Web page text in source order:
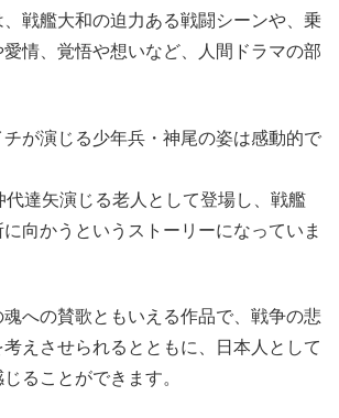
戦艦大和の迫力ある戦闘シーンや、乗
情、覚悟や想いなど、人間ドラマの部
が演じる少年兵・神尾の姿は感動的で
代達矢演じる老人として登場し、戦艦
向かうというストーリーになっていま
への賛歌ともいえる作品で、戦争の悲
えさせられるとともに、日本人として
ることができます。